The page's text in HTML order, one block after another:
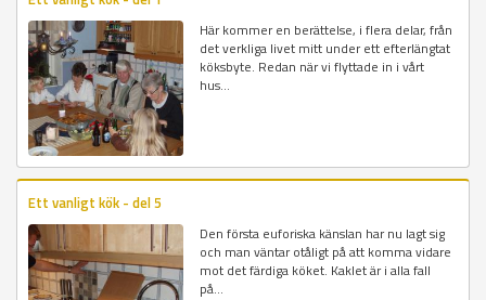
Här kommer en berättelse, i flera delar, från
det verkliga livet mitt under ett efterlängtat
köksbyte. Redan när vi flyttade in i vårt
hus...
Ett vanligt kök - del 5
Den första euforiska känslan har nu lagt sig
och man väntar otåligt på att komma vidare
mot det färdiga köket. Kaklet är i alla fall
på...